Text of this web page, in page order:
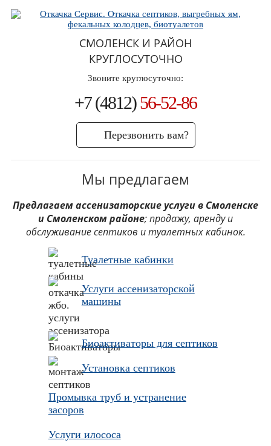
СМОЛЕНСК И РАЙОН
КРУГЛОСУТОЧНО
Звоните круглосуточно:
+7 (4812)56-52-86
Перезвонить вам?
Мы предлагаем
Предлагаем ассенизаторские услуги в Смоленске
и Смоленском районе; продажу, аренду и
обслуживание септиков и туалетных кабинок.
Туалетные кабинки
Услуги ассенизаторской
машины
Биоактиваторы для септиков
Установка септиков
Промывка труб и устранение
засоров
Услуги илососа